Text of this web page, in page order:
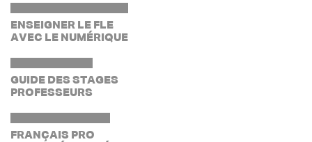
ENSEIGNER LE FLE
AVEC LE NUMÉRIQUE
GUIDE DES STAGES
PROFESSEURS
FRANÇAIS PRO